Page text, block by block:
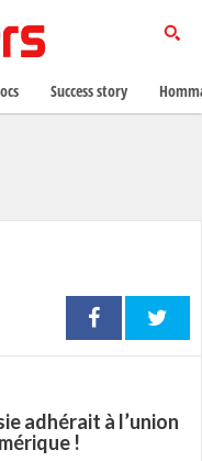
adhérait à l’union
!
Success story